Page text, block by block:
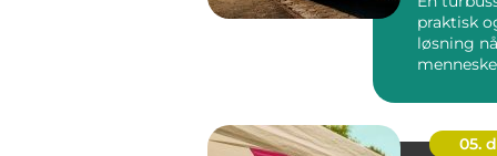
praktisk
løsning
05.